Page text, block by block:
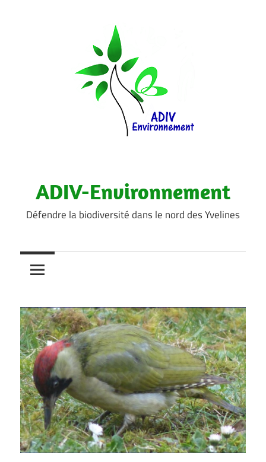
ADIV-Environnement
Défendre la biodiversité dans le nord des Yvelines